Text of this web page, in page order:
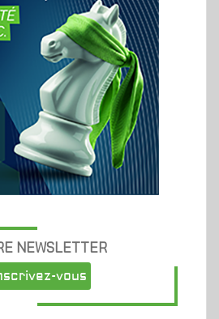
NEWSLETTER
vous